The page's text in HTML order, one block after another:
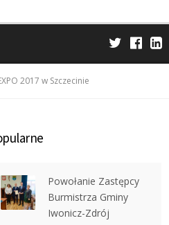
2017 w Szczecinie
Powołanie Zastępcy
Burmistrza Gminy
Iwonicz-Zdrój